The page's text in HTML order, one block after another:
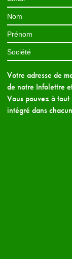
Votre adresse de
de notre Infolettre
Vous pouvez à
intégré dans